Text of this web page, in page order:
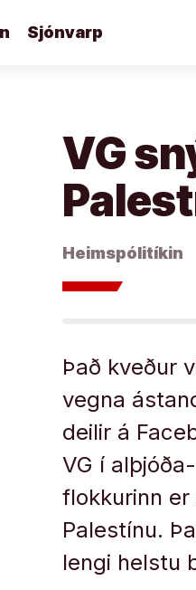
Sjónvarp
VG
Heimspólitíkin
Það kveður
vegna
deilir á
VG í
flokkurinn
Palestínu.
lengi helstu